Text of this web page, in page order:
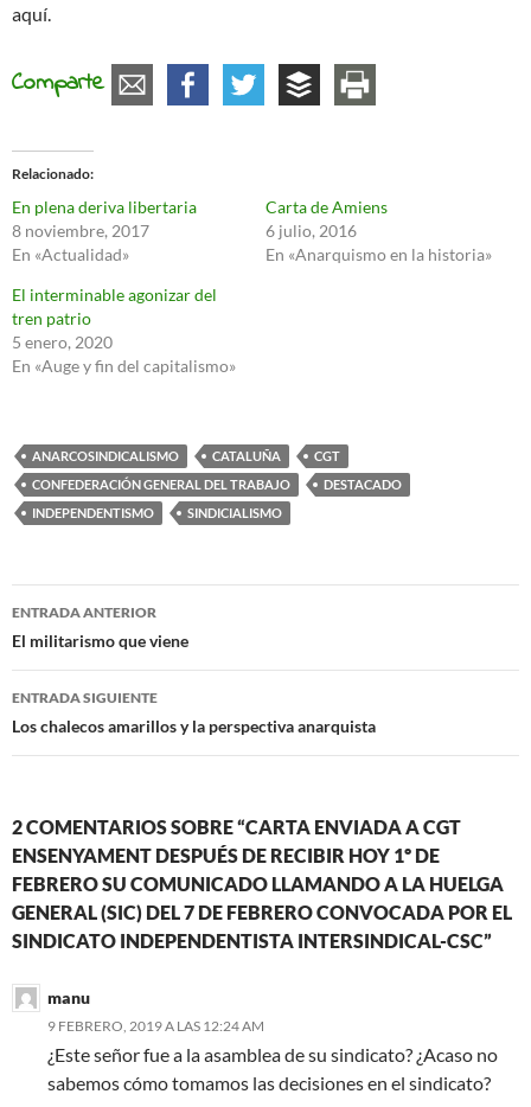
aquí.
Comparte
Relacionado
En plena deriva libertaria
8 noviembre, 2017
En «Actualidad»
Carta de Amiens
6 julio, 2016
En «Anarquismo en la historia»
El interminable agonizar del
tren patrio
5 enero, 2020
En «Auge y fin del capitalismo»
ANARCOSINDICALISMO CATALUÑA
CGT
CONFEDERACIÓN GENERAL DEL TRABAJO
DESTACADO
INDEPENDENTISMO
SINDICIALISMO
Navegación
de
entradas
ENTRADA ANTERIOR
El militarismo que viene
ENTRADA SIGUIENTE
Los chalecos amarillos y la perspectiva anarquista
2 COMENTARIOS SOBRE “CARTA ENVIADA A CGT
ENSENYAMENT DESPUÉS DE RECIBIR HOY 1º DE
FEBRERO SU COMUNICADO LLAMANDO A LA HUELGA
GENERAL (SIC) DEL 7 DE FEBRERO CONVOCADA POR EL
SINDICATO INDEPENDENTISTA INTERSINDICAL-CSC”
manu
9 FEBRERO, 2019 A LAS 12:24 AM
¿Este señor fue a la asamblea de su sindicato? ¿Acaso no
sabemos cómo tomamos las decisiones en el sindicato?